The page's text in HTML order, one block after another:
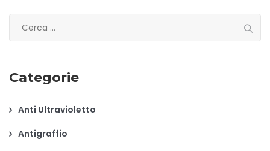
Categorie
Anti Ultravioletto
Antigraffio